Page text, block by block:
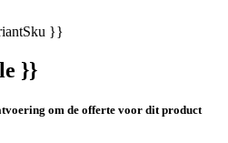
}}
}}
om de offerte voor dit product